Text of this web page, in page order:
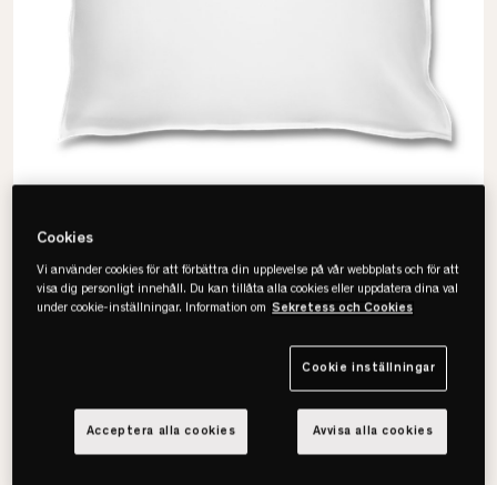
• Återfuktande för huden
• Ekologiskt silke
Cookies
Vi använder cookies för att förbättra din upplevelse på vår webbplats och för att
visa dig personligt innehåll. Du kan tillåta alla cookies eller uppdatera dina val
under cookie-inställningar. Information om Sekretess och Cookies
Cookie inställningar
Avvisa alla cookies
Acceptera alla cookies